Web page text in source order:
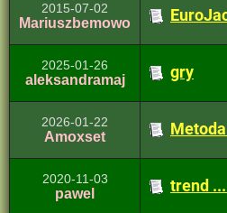
2015-07-02
Mariuszbemowo
2025-01-26
aleksandramaj gry
2026-01-22
Amoxset
2020-11-03
pawel trend